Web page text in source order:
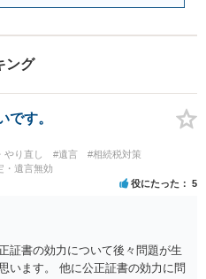
ング
です。
やり直し #遺言
#相続税対策
・遺言無効
役にたった 5
証書の効力について後々問題が生
います。 他に公正証書の効力に問